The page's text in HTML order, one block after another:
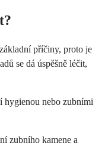
příčiny, proto je
se dá úspěšně léčit,
hygienou nebo zubními
zubního kamene a